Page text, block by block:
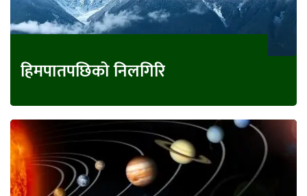
हिमपातपछिको निलगिरि